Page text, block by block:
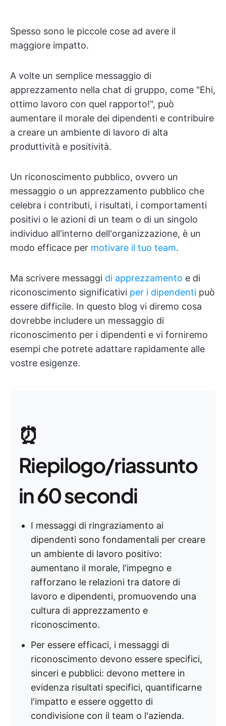
Spesso sono le piccole cose ad avere il
maggiore impatto.
A volte un semplice messaggio di
apprezzamento nella chat di gruppo, come "Ehi,
ottimo lavoro con quel rapporto!", può
aumentare il morale dei dipendenti e contribuire
a creare un ambiente di lavoro di alta
produttività e positività.
Un riconoscimento pubblico, ovvero un
messaggio o un apprezzamento pubblico che
celebra i contributi, i risultati, i comportamenti
positivi o le azioni di un team o di un singolo
individuo all'interno dell'organizzazione, è un
modo efficace per motivare il tuo team.
Ma scrivere messaggi di apprezzamento e di
riconoscimento significativi per i dipendenti può
essere difficile. In questo blog vi diremo cosa
dovrebbe includere un messaggio di
riconoscimento per i dipendenti e vi forniremo
esempi che potrete adattare rapidamente alle
vostre esigenze.
⏰
Riepilogo/riassunto
in 60 secondi
I messaggi di ringraziamento ai
dipendenti sono fondamentali per creare
un ambiente di lavoro positivo:
aumentano il morale, l'impegno e
rafforzano le relazioni tra datore di
lavoro e dipendenti, promuovendo una
cultura di apprezzamento e
riconoscimento.
Per essere efficaci, i messaggi di
riconoscimento devono essere specifici,
sinceri e pubblici: devono mettere in
evidenza risultati specifici, quantificarne
l'impatto e essere oggetto di
condivisione con il team o l'azienda.